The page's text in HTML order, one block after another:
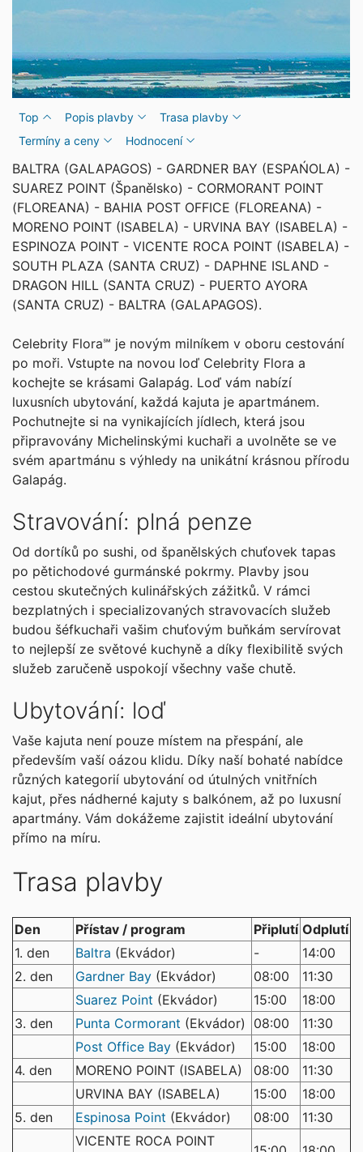
Top Popis plavby
Trasa plavby
Termíny a ceny
Hodnocení
BALTRA (GALAPAGOS) - GARDNER BAY (ESPAŃOLA) -
SUAREZ POINT (Španělsko) - CORMORANT POINT
(FLOREANA) - BAHIA POST OFFICE (FLOREANA) -
MORENO POINT (ISABELA) - URVINA BAY (ISABELA) -
ESPINOZA POINT - VICENTE ROCA POINT (ISABELA) -
SOUTH PLAZA (SANTA CRUZ) - DAPHNE ISLAND -
DRAGON HILL (SANTA CRUZ) - PUERTO AYORA
(SANTA CRUZ) - BALTRA (GALAPAGOS).
Celebrity Flora℠ je novým milníkem v oboru cestování
po moři. Vstupte na novou loď Celebrity Flora a
kochejte se krásami Galapág. Loď vám nabízí
luxusních ubytování, každá kajuta je apartmánem.
Pochutnejte si na vynikajících jídlech, která jsou
připravovány Michelinskými kuchaři a uvolněte se ve
svém apartmánu s výhledy na unikátní krásnou přírodu
Galapág.
Stravování: plná penze
Od dortíků po sushi, od španělských chuťovek tapas
po pětichodové gurmánské pokrmy. Plavby jsou
cestou skutečných kulinářských zážitků. V rámci
bezplatných i specializovaných stravovacích služeb
budou šéfkuchaři vašim chuťovým buňkám servírovat
to nejlepší ze světové kuchyně a díky flexibilitě svých
služeb zaručeně uspokojí všechny vaše chutě.
Ubytování: loď
Vaše kajuta není pouze místem na přespání, ale
především vaší oázou klidu. Díky naší bohaté nabídce
různých kategorií ubytování od útulných vnitřních
kajut, přes nádherné kajuty s balkónem, až po luxusní
apartmány. Vám dokážeme zajistit ideální ubytování
přímo na míru.
Trasa plavby
Den Přístav / program Připlutí Odplutí
1. den
Baltra (Ekvádor) -
14:00
2. den
Gardner Bay (Ekvádor) 08:00
11:30
Suarez Point (Ekvádor) 15:00
18:00
3. den
Punta Cormorant (Ekvádor) 08:00
11:30
Post Office Bay (Ekvádor) 15:00
18:00
4. den
MORENO POINT (ISABELA) 08:00
11:30
URVINA BAY (ISABELA)
15:00
18:00
5. den
Espinosa Point (Ekvádor) 08:00
11:30
VICENTE ROCA POINT